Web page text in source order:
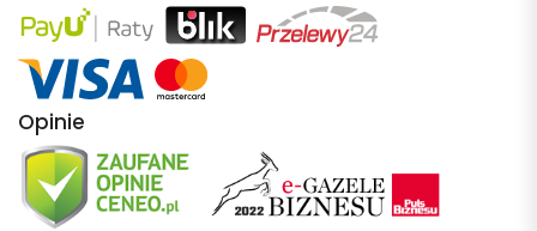
Opinie